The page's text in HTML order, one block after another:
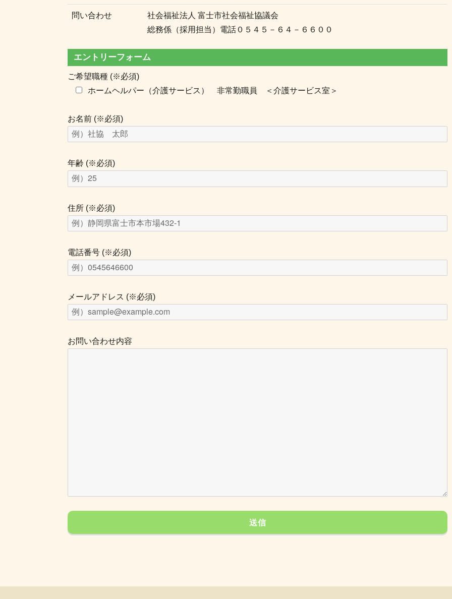
問い合わせ
社会福祉法人 富士市社会福祉協議会
総務係（採用担当）電話０５４５－６４－６６００
エントリーフォーム
ご希望職種 (※必須)
ホームヘルパー（介護サービス） 非常勤職員 ＜介護サービス室＞
お名前 (※必須)
年齢 (※必須)
住所 (※必須)
電話番号 (※必須)
メールアドレス (※必須)
お問い合わせ内容